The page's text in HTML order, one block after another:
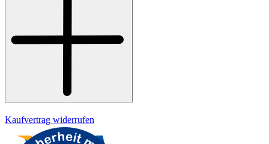
Kaufvertrag widerrufen